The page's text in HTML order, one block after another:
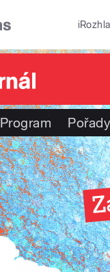
Program Pořady